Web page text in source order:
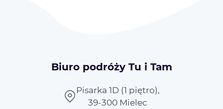
Biuro podróży Tu i Tam
Pisarka 1D (1 piętro),
39-300 Mielec